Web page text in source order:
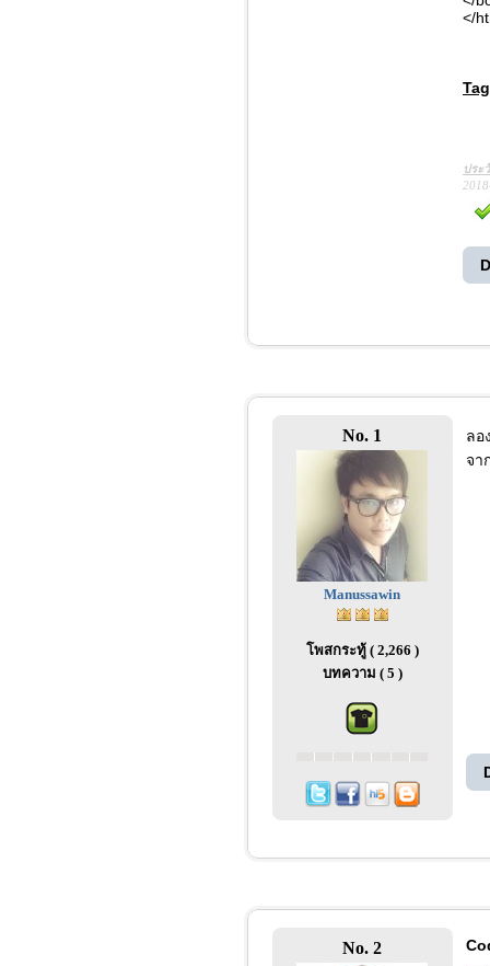
</
Tag
ประ
No. 1
Manussawin
โพสกระทู้ ( 2,266 )
บทความ ( 5 )
ลอ
จา
No. 2